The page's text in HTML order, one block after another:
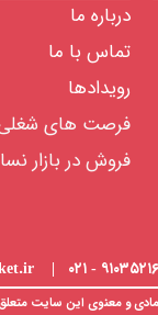
درباره ما
تماس با ما
رویدادها
فرصت های
فروش در بازار